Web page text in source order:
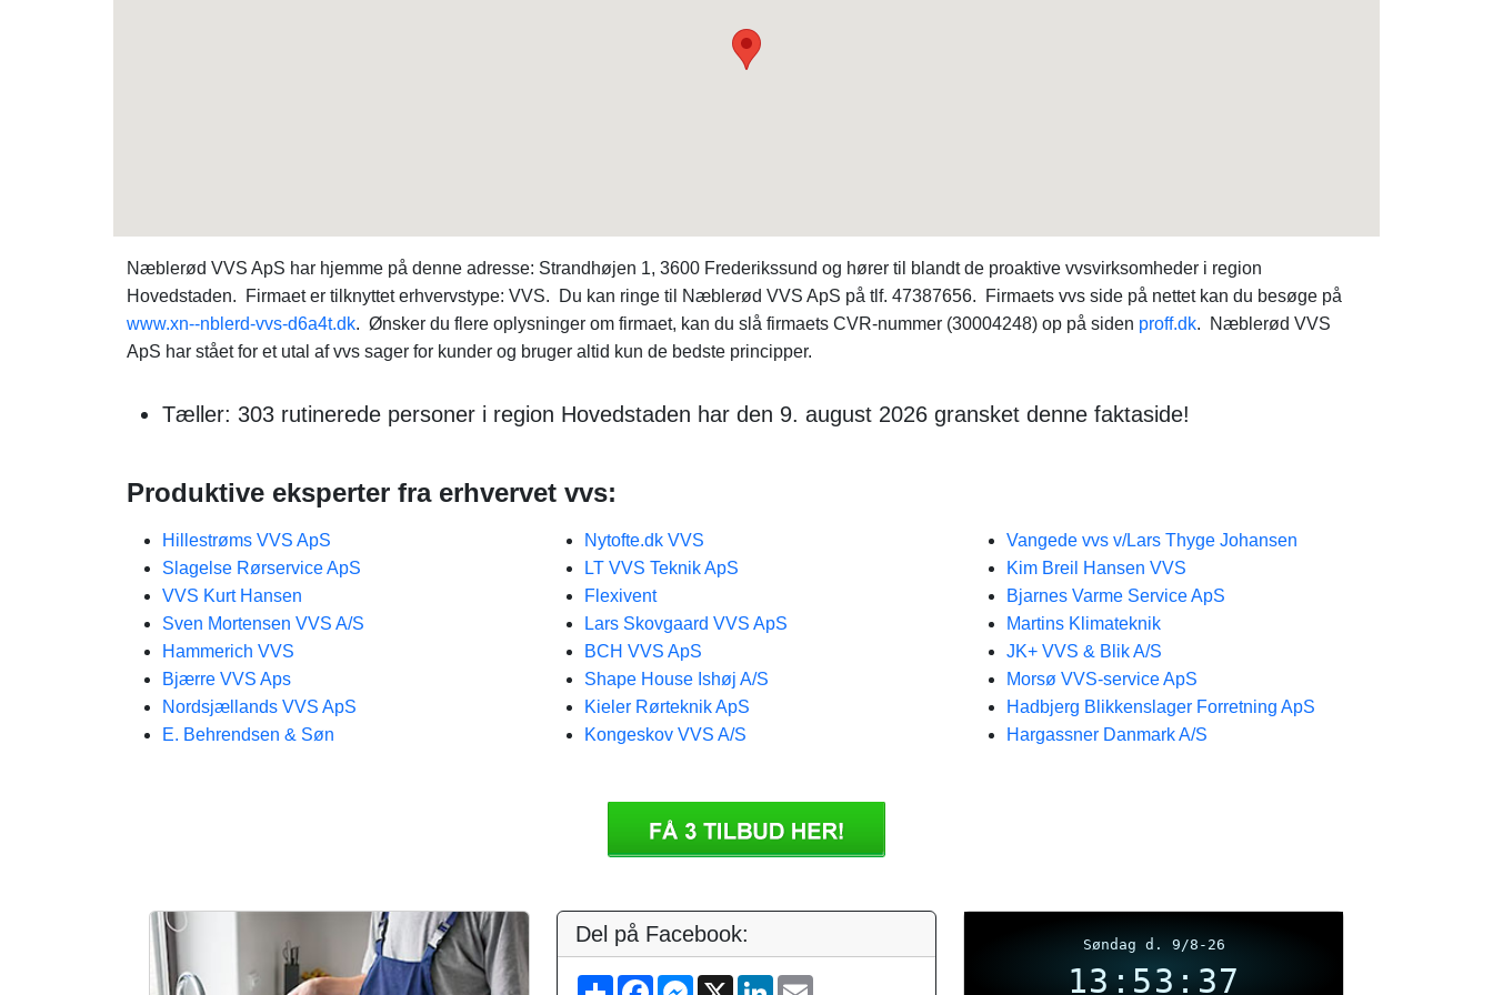
Næblerød VVS ApS har hjemme på denne adresse: Strandhøjen 1, 3600 Frederikssund og hører til blandt de proaktive vvsvirksomheder i region
Hovedstaden. Firmaet er tilknyttet erhvervstype: VVS. Du kan ringe til Næblerød VVS ApS på tlf. 47387656. Firmaets vvs side på nettet kan du besøge på
www.xn--nblerd-vvs-d6a4t.dk. Ønsker du flere oplysninger om firmaet, kan du slå firmaets CVR-nummer (30004248) op på siden proff.dk. Næblerød VVS
ApS har stået for et utal af vvs sager for kunder og bruger altid kun de bedste principper.
Tæller: 303 rutinerede personer i region Hovedstaden har den 9. august 2026 gransket denne faktaside!
Produktive eksperter fra erhvervet vvs:
Hillestrøms VVS ApS
Slagelse Rørservice ApS
VVS Kurt Hansen
Sven Mortensen VVS A/S
Hammerich VVS
Bjærre VVS Aps
Nordsjællands VVS ApS
E. Behrendsen & Søn
Nytofte.dk VVS
LT VVS Teknik ApS
Flexivent
Lars Skovgaard VVS ApS
BCH VVS ApS
Shape House Ishøj A/S
Kieler Rørteknik ApS
Kongeskov VVS A/S
Vangede vvs v/Lars Thyge Johansen
Kim Breil Hansen VVS
Bjarnes Varme Service ApS
Martins Klimateknik
JK+ VVS & Blik A/S
Morsø VVS-service ApS
Hadbjerg Blikkenslager Forretning ApS
Hargassner Danmark A/S
Del på Facebook:
S
F
M
X
L
E
Søndag d. 9/8-26
13:53:38